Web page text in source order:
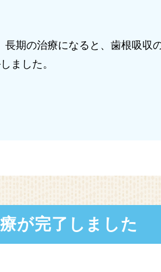
期の治療になると、歯根吸収
ました。
が完了しました